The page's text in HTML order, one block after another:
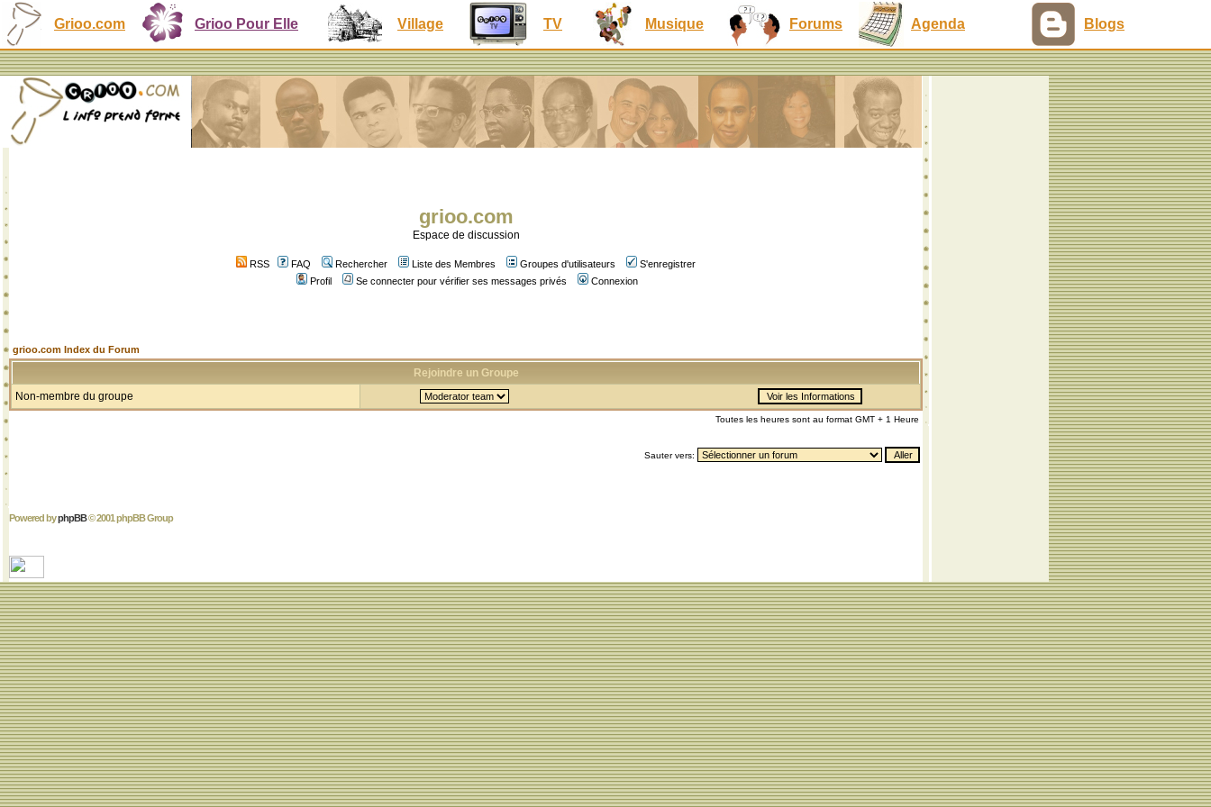
Grioo.com Grioo Pour Elle Village TV Musique Forums Agenda Blogs
grioo.com
Espace de discussion
RSS FAQ Rechercher Liste des Membres Groupes d'utilisateurs
S'enregistrer
Profil
Se connecter pour vérifier ses messages privés Connexion
grioo.com Index du Forum
Rejoindre un Groupe
Non-membre du groupe
Toutes les heures sont au format GMT + 1 Heure
Sauter vers:
Powered byphpBB© 2001 phpBB Group